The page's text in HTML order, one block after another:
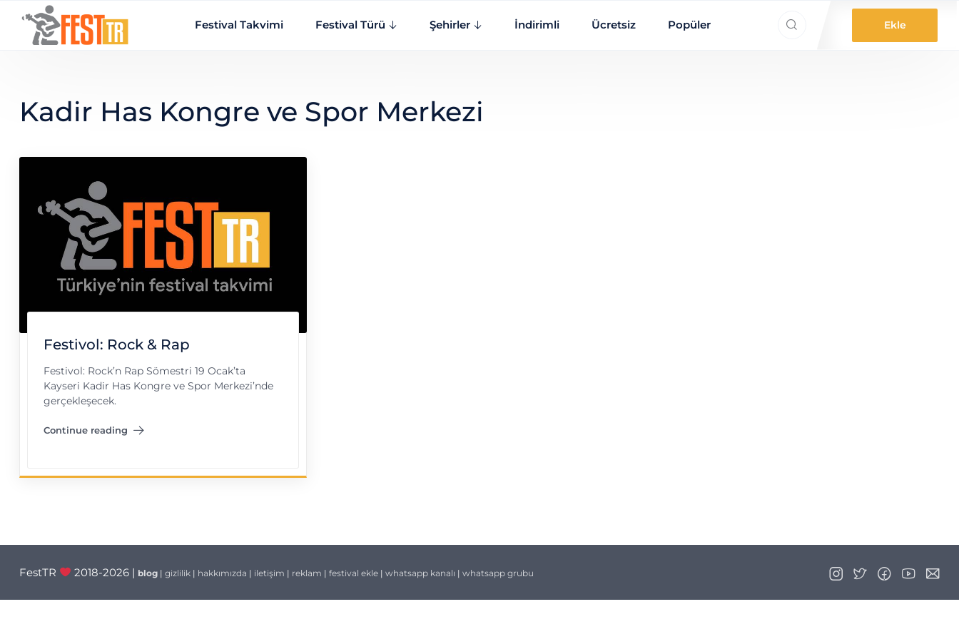
Ana içeriğe atla
Festival Takvimi
Festival Türü Şehirler İndirimli Ücretsiz Popüler Ekle
ne aradınız?
Kadir Has Kongre ve Spor Merkezi
Festivol: Rock & Rap
Festivol: Rock’n Rap Sömestri 19 Ocak’ta
Kayseri Kadir Has Kongre ve Spor Merkezi’nde
gerçekleşecek.
Continue reading
"Festivol: Rock & Rap"
FestTR 2018-2026 | blog| gizlilik| hakkımızda | iletişim | reklam | festival ekle| whatsapp kanalı | whatsapp grubu